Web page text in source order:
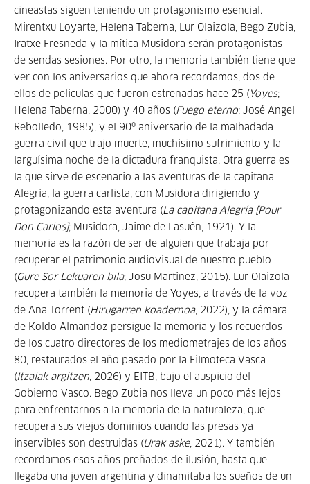
cineastas siguen teniendo un protagonismo esencial.
Mirentxu Loyarte, Helena Taberna, Lur Olaizola, Bego Zubia,
Iratxe Fresneda y la mítica Musidora serán protagonistas
de sendas sesiones. Por otro, la memoria también tiene que
ver con los aniversarios que ahora recordamos, dos de
ellos de películas que fueron estrenadas hace 25 ( Yoyes;
Helena Taberna, 2000) y 40 años (Fuego eterno; José Ángel
Rebolledo, 1985), y el 90º aniversario de la malhadada
guerra civil que trajo muerte, muchísimo sufrimiento y la
larguísima noche de la dictadura franquista. Otra guerra es
la que sirve de escenario a las aventuras de la capitana
Alegría, la guerra carlista, con Musidora dirigiendo y
protagonizando esta aventura (La capitana Alegría [Pour
Don Carlos]; Musidora, Jaime de Lasuén, 1921). Y la
memoria es la razón de ser de alguien que trabaja por
recuperar el patrimonio audiovisual de nuestro pueblo
(Gure Sor Lekuaren bila; Josu Martinez, 2015). Lur Olaizola
recupera también la memoria de Yoyes, a través de la voz
de Ana Torrent (Hirugarren koadernoa, 2022), y la cámara
de Koldo Almandoz persigue la memoria y los recuerdos
de los cuatro directores de los mediometrajes de los años
80, restaurados el año pasado por la Filmoteca Vasca
(Itzalak argitzen, 2026) y EITB, bajo el auspicio del
Gobierno Vasco. Bego Zubia nos lleva un poco más lejos
para enfrentarnos a la memoria de la naturaleza, que
recupera sus viejos dominios cuando las presas ya
inservibles son destruidas (Urak aske, 2021). Y también
recordamos esos años preñados de ilusión, hasta que
llegaba una joven argentina y dinamitaba los sueños de un